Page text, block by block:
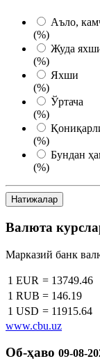
Аъло,
(%)
Жуда
(%)
Яхши
(%)
Ўртача
(%)
(%)
Бундан
(%)
Натижалар
Валюта
Марказий банк
1 EUR = 13749.46
1 RUB = 146.19
1 USD = 11915.64
www.cbu.uz
Об-ҳаво 09-08-